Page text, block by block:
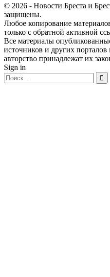
© 2026 - Новости Бреста и
защищены.
Любое копирование
только с обратной активной
Все материалы
источников и других порталов
авторство принадлежат их
Sign in